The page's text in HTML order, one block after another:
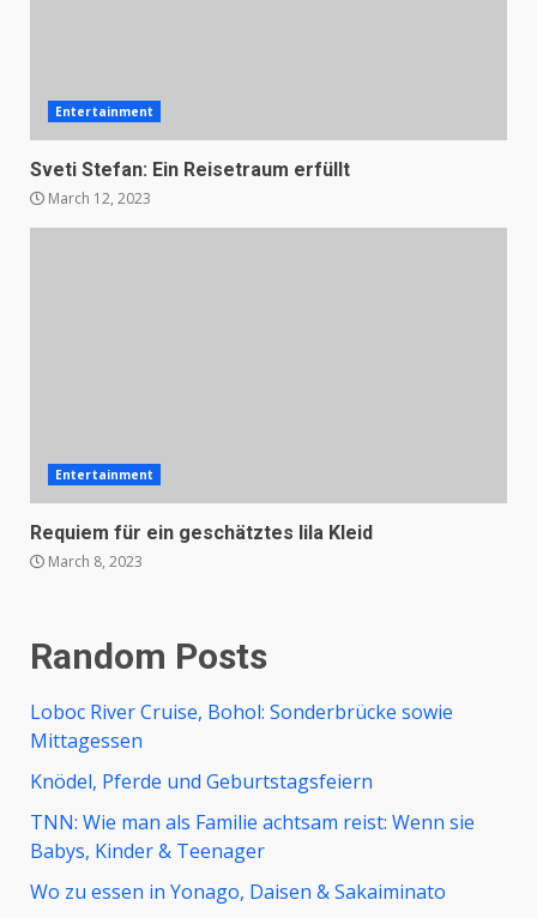
Entertainment
Sveti Stefan: Ein Reisetraum erfüllt
March 12, 2023
Entertainment
Requiem für ein geschätztes lila Kleid
March 8, 2023
Random Posts
Loboc River Cruise, Bohol: Sonderbrücke sowie
Mittagessen
Knödel, Pferde und Geburtstagsfeiern
TNN: Wie man als Familie achtsam reist: Wenn sie
Babys, Kinder & Teenager
Wo zu essen in Yonago, Daisen & Sakaiminato